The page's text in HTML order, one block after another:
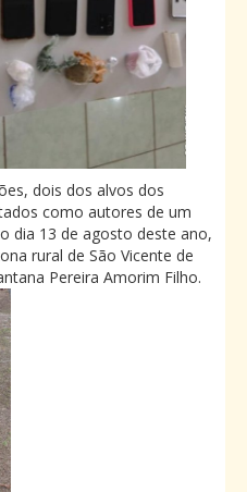
dois dos alvos dos
como autores de um
dia 13 de agosto deste ano,
rural de São Vicente de
Pereira Amorim Filho.